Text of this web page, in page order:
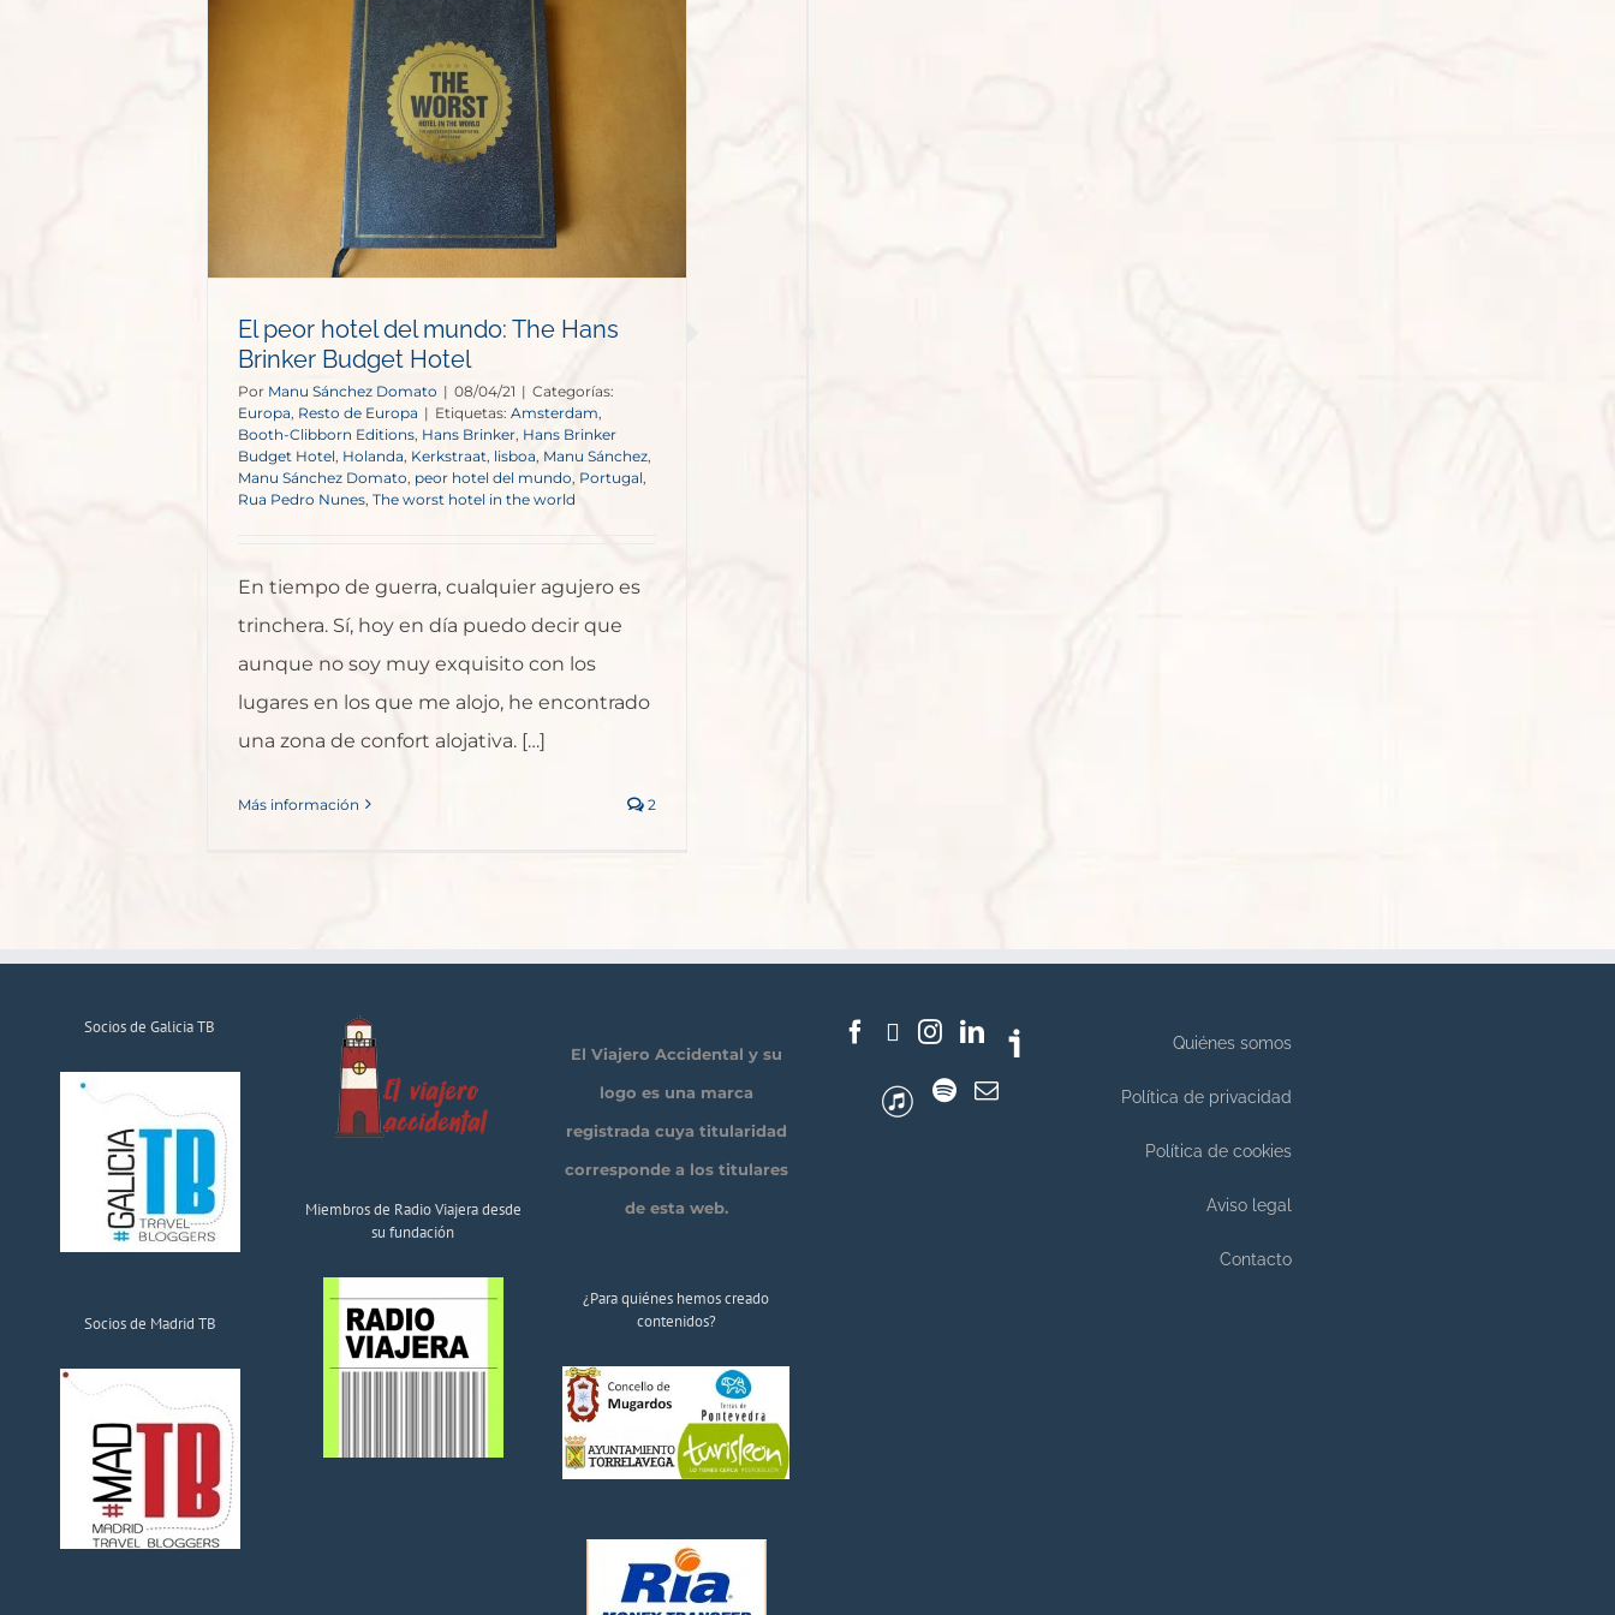
El peor hotel del mundo: The Hans
Brinker Budget Hotel
Por Manu Sánchez Domato | 08/04/21 | Categorías:
Europa Resto de Europa | Etiquetas: Amsterdam
Booth-Clibborn Editions Hans Brinker, Hans Brinker
Budget Hotel Holanda, Kerkstraat lisboa, Manu Sánchez
Manu Sánchez Domato peor hotel del mundo, Portugal
Rua Pedro Nunes The worst hotel in the world
En tiempo de guerra, cualquier agujero es
trinchera. Sí, hoy en día puedo decir que
aunque no soy muy exquisito con los
lugares en los que me alojo, he encontrado
una zona de confort alojativa. […]
Más información 2
Socios de Galicia TB
Socios de Madrid TB
Miembros de Radio Viajera desde
su fundación
El Viajero Accidental y su
logo es una marca
registrada cuya titularidad
corresponde a los titulares
de esta web.
¿Para quiénes hemos creado
contenidos?
Quiénes somos
Política de privacidad
Política de cookies
Aviso legal
Contacto